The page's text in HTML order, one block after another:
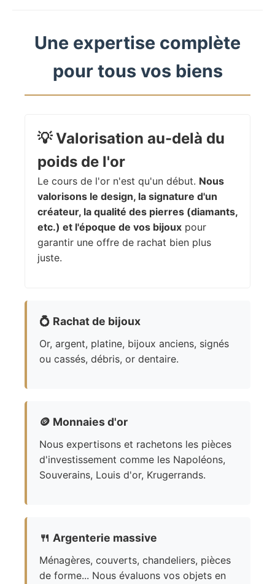
Une expertise complète
pour tous vos biens
💡Valorisation au-delà du
poids de l'or
Le cours de l'or n'est qu'un début. Nous
valorisons le design, la signature d'un
créateur, la qualité des pierres (diamants,
etc.) et l'époque de vos bijoux pour
garantir une offre de rachat bien plus
juste.
💍 Rachat de bijoux
Or, argent, platine, bijoux anciens, signés
ou cassés, débris, or dentaire.
🪙 Monnaies d'or
Nous expertisons et rachetons les pièces
d'investissement comme les Napoléons,
Souverains, Louis d'or, Krugerrands.
🍴 Argenterie massive
Ménagères, couverts, chandeliers, pièces
de forme... Nous évaluons vos objets en